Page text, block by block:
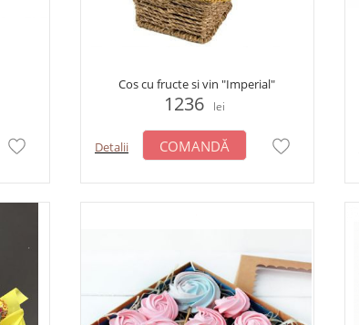
Cos cu fructe si vin "Imperial"
1236 lei
Detalii COMANDĂ